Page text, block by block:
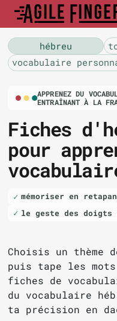
hébreu
vocabulaire
APPRENEZ DU
ENTRAÎNANT À LA
Fiches
pour
mémoriser en
le geste des doigts
Choisis un thème
puis tape les
fiches de
du vocabulaire
ta précision en